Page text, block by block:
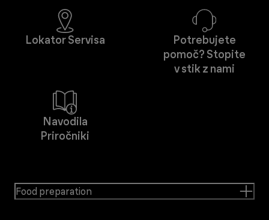
Lokator Servisa
Potrebujete
pomoč? Stopite
v stik z nami
Navodila
Priročniki
Food preparation